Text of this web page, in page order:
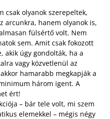
csak olyanok szerepeltek,
arcunkra, hanem olyanok is,
fülsértő volt. Nem
sem. Amit csak fokozott
akik úgy gondolták, ha a
vagy közvetlenül az
hamarabb megkapják a
három igent. A
ért!
– bár tele volt, mi szem
elemekkel – mégis négy